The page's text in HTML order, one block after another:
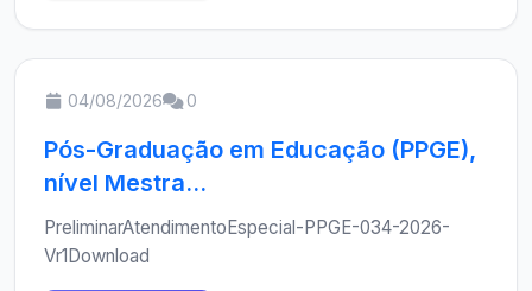
04/08/2026 0
Pós-Graduação em Educação (PPGE),
nível Mestra...
PreliminarAtendimentoEspecial-PPGE-034-2026-
Vr1Download